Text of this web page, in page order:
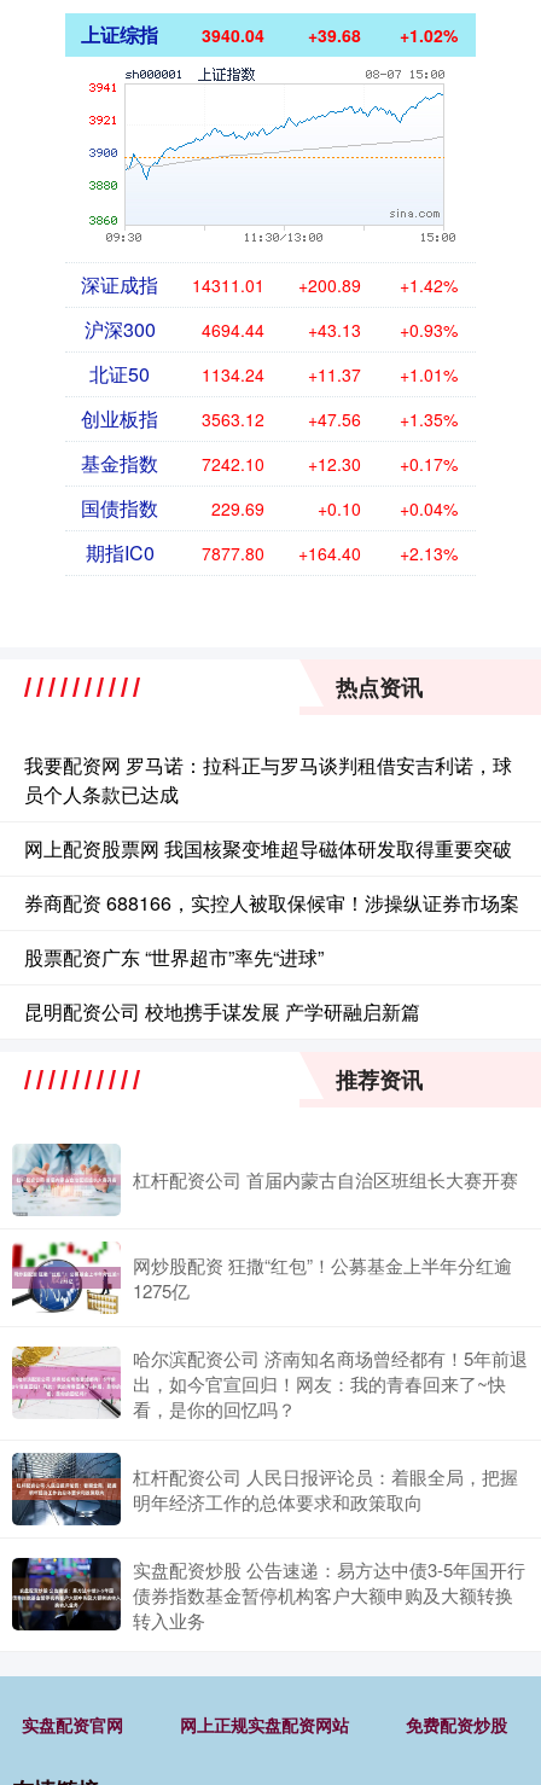
上证综指 3940.04 +39.68 +1.02%
深证成指 14311.01 +200.89 +1.42%
沪深300 4694.44 +43.13 +0.93%
北证50 1134.24 +11.37 +1.01%
创业板指 3563.12 +47.56 +1.35%
基金指数 7242.10 +12.30 +0.17%
国债指数 229.69 +0.10 +0.04%
期指IC0 7877.80 +164.40 +2.13%
热点资讯
我要配资网 罗马诺：拉科正与罗马谈判租借安吉利诺，球
员个人条款已达成
网上配资股票网 我国核聚变堆超导磁体研发取得重要突破
券商配资 688166，实控人被取保候审！涉操纵证券市场案
股票配资广东 “世界超市”率先“进球”
昆明配资公司 校地携手谋发展 产学研融启新篇
推荐资讯
杠杆配资公司 首届内蒙古自治区班组长大赛开赛
网炒股配资 狂撒“红包”！公募基金上半年分红逾
1275亿
哈尔滨配资公司 济南知名商场曾经都有！5年前退
出，如今官宣回归！网友：我的青春回来了~快
看，是你的回忆吗？
杠杆配资公司 人民日报评论员：着眼全局，把握
明年经济工作的总体要求和政策取向
实盘配资炒股 公告速递：易方达中债3-5年国开行
债券指数基金暂停机构客户大额申购及大额转换
转入业务
实盘配资官网 网上正规实盘配资网站 免费配资炒股